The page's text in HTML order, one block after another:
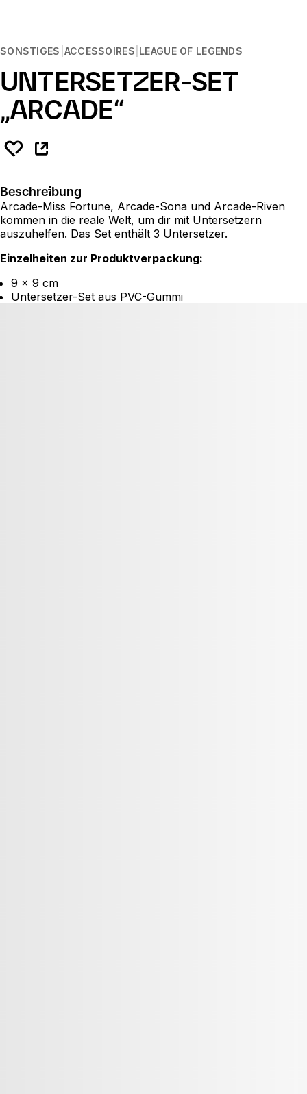
SONSTIGES ACCESSOIRES LEAGUE OF LEGENDS
UNTERSETZER-SET
„ARCADE“
Beschreibung
Arcade-Miss Fortune, Arcade-Sona und Arcade-Riven
kommen in die reale Welt, um dir mit Untersetzern
auszuhelfen. Das Set enthält 3 Untersetzer.
Einzelheiten zur Produktverpackung:
9 x 9 cm
Untersetzer-Set aus PVC-Gummi